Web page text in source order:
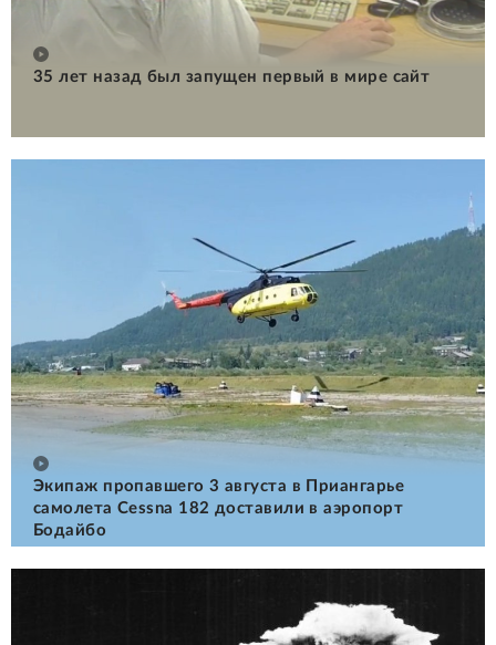
35 лет назад был запущен первый в мире сайт
Экипаж пропавшего 3 августа в Приангарье
самолета Cessna 182 доставили в аэропорт
Бодайбо